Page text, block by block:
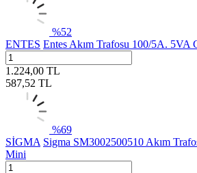
%52
ENTES Entes Akım Trafosu 100/5A. 5VA
1.224,00 TL
587,52 TL
%69
SİGMA Sigma SM3002500510 Akım
Mini